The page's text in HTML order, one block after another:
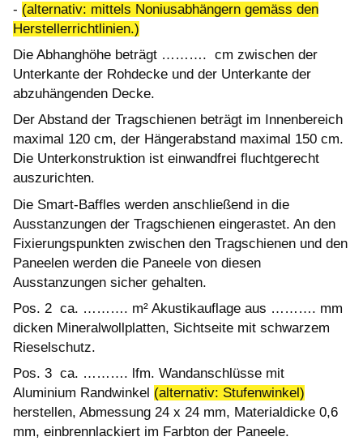
- (alternativ: mittels Noniusabhängern gemäss den
Herstellerrichtlinien.)
Die Abhanghöhe beträgt ………. cm zwischen der
Unterkante der Rohdecke und der Unterkante der
abzuhängenden Decke.
Der Abstand der Tragschienen beträgt im Innenbereich
maximal 120 cm, der Hängerabstand maximal 150 cm.
Die Unterkonstruktion ist einwandfrei fluchtgerecht
auszurichten.
Die Smart-Baffles werden anschließend in die
Ausstanzungen der Tragschienen eingerastet. An den
Fixierungspunkten zwischen den Tragschienen und den
Paneelen werden die Paneele von diesen
Ausstanzungen sicher gehalten.
Pos. 2 ca. ………. m² Akustikauflage aus ………. mm
dicken Mineralwollplatten, Sichtseite mit schwarzem
Rieselschutz.
Pos. 3 ca. ………. lfm. Wandanschlüsse mit
Aluminium Randwinkel (alternativ: Stufenwinkel)
herstellen, Abmessung 24 x 24 mm, Materialdicke 0,6
mm, einbrennlackiert im Farbton der Paneele.